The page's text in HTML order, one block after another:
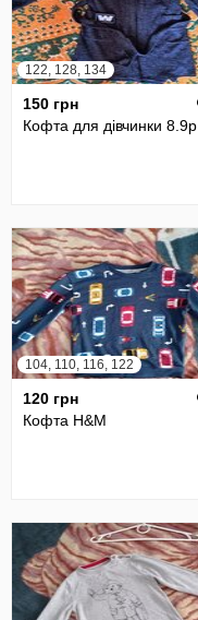
122, 128, 134
150 грн
Кофта для дівчинки 8.9р
104, 110, 116, 122
120 грн
Кофта H&M